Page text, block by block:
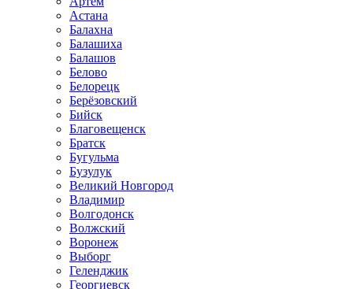
Астана
Балахна
Балашиха
Балашов
Белово
Белорецк
Берёзовский
Бийск
Благовещенск
Братск
Бугульма
Бузулук
Великий Новгород
Владимир
Волгодонск
Волжский
Воронеж
Выборг
Геленджик
Георгиевск